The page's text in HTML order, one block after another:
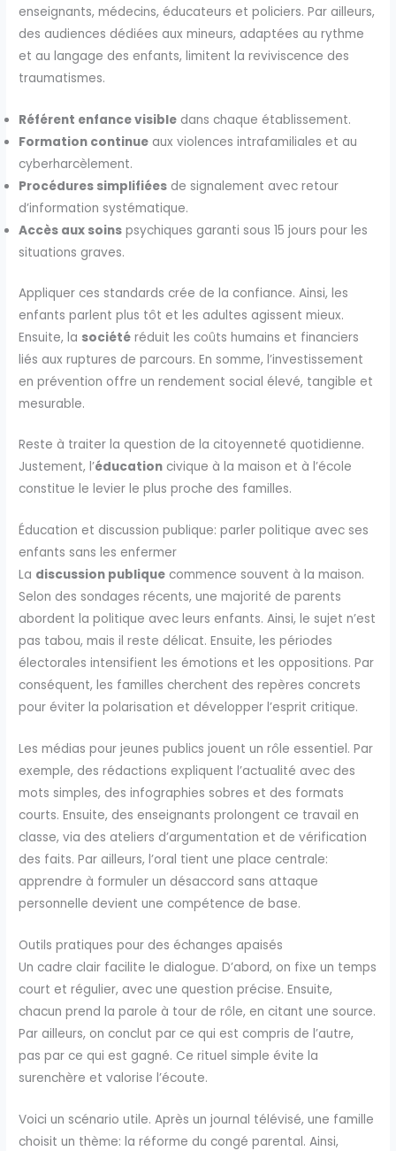
enseignants, médecins, éducateurs et policiers. Par ailleurs,
des audiences dédiées aux mineurs, adaptées au rythme
et au langage des enfants, limitent la reviviscence des
traumatismes.
Référent enfance visible dans chaque établissement.
Formation continue aux violences intrafamiliales et au
cyberharcèlement.
Procédures simplifiées de signalement avec retour
d’information systématique.
Accès aux soins psychiques garanti sous 15 jours pour les
situations graves.
Appliquer ces standards crée de la confiance. Ainsi, les
enfants parlent plus tôt et les adultes agissent mieux.
Ensuite, la société réduit les coûts humains et financiers
liés aux ruptures de parcours. En somme, l’investissement
en prévention offre un rendement social élevé, tangible et
mesurable.
Reste à traiter la question de la citoyenneté quotidienne.
Justement, l’éducation civique à la maison et à l’école
constitue le levier le plus proche des familles.
Éducation et discussion publique: parler politique avec ses
enfants sans les enfermer
La discussion publique commence souvent à la maison.
Selon des sondages récents, une majorité de parents
abordent la politique avec leurs enfants. Ainsi, le sujet n’est
pas tabou, mais il reste délicat. Ensuite, les périodes
électorales intensifient les émotions et les oppositions. Par
conséquent, les familles cherchent des repères concrets
pour éviter la polarisation et développer l’esprit critique.
Les médias pour jeunes publics jouent un rôle essentiel. Par
exemple, des rédactions expliquent l’actualité avec des
mots simples, des infographies sobres et des formats
courts. Ensuite, des enseignants prolongent ce travail en
classe, via des ateliers d’argumentation et de vérification
des faits. Par ailleurs, l’oral tient une place centrale:
apprendre à formuler un désaccord sans attaque
personnelle devient une compétence de base.
Outils pratiques pour des échanges apaisés
Un cadre clair facilite le dialogue. D’abord, on fixe un temps
court et régulier, avec une question précise. Ensuite,
chacun prend la parole à tour de rôle, en citant une source.
Par ailleurs, on conclut par ce qui est compris de l’autre,
pas par ce qui est gagné. Ce rituel simple évite la
surenchère et valorise l’écoute.
Voici un scénario utile. Après un journal télévisé, une famille
choisit un thème: la réforme du congé parental. Ainsi,